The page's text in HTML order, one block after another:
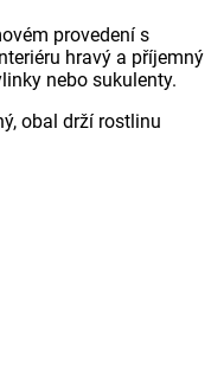
provedení s
hravý a příjemný
nebo sukulenty.
obal drží rostlinu